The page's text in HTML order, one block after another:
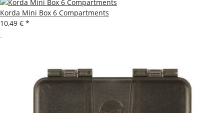
Korda Mini Box 6 Compartments
10,49 € *